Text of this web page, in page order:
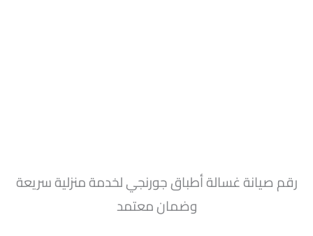
رقم صيانة غسالة أطباق جورنجي لخدمة منزلية سريعة
وضمان معتمد